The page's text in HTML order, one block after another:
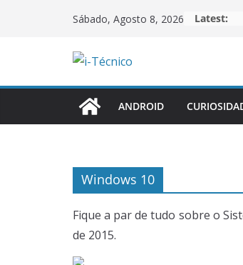
Sábado, Agosto 8, 2026 Latest:
ANDROID
Windows 10
Fique a par de tudo sobre o
de 2015.